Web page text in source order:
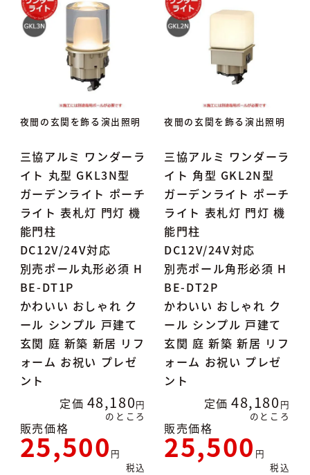
夜間の玄関を飾る演出照明
三協アルミ ワンダーラ
イト 丸型 GKL3N型
ガーデンライト ポーチ
ライト 表札灯 門灯 機
能門柱
DC12V/24V対応
別売ポール丸形必須 H
BE-DT1P
かわいい おしゃれ ク
ール シンプル 戸建て
玄関 庭 新築 新居 リフ
ォーム お祝い プレゼ
ント
定価 48,180
のところ
販売価格
25,500
税込
夜間の玄関を飾る演出照明
三協アルミ ワンダーラ
イト 角型 GKL2N型
ガーデンライト ポーチ
ライト 表札灯 門灯 機
能門柱
DC12V/24V対応
別売ポール角形必須 H
BE-DT2P
かわいい おしゃれ ク
ール シンプル 戸建て
玄関 庭 新築 新居 リフ
ォーム お祝い プレゼ
ント
定価 48,180
のところ
販売価格
25,500
税込